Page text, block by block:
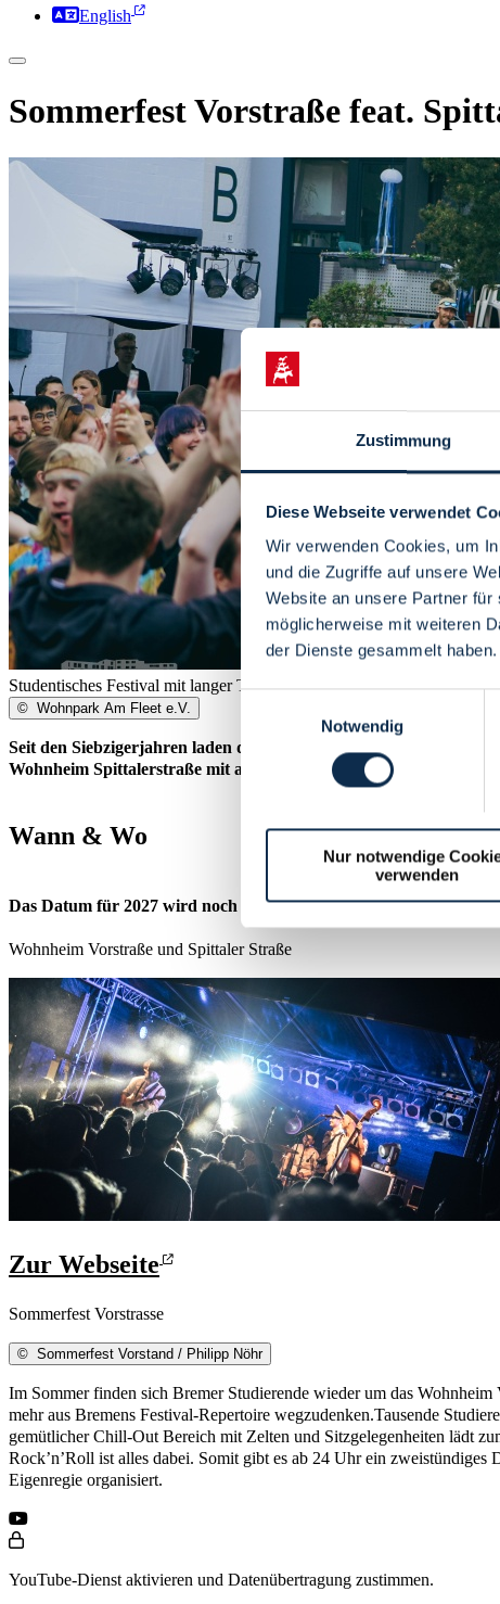
Zustimmung
Diese Webseite verwendet
Wir verwenden Cookies, um
und die Zugriffe auf unsere
Website an unsere Partner
möglicherweise mit weiteren
der Dienste gesammelt haben.
Notwendig
Nur notwendige
verwenden
English
Sommerfest Vorstraße feat.
Studentisches Festival mit langer Tradition
© Wohnpark Am Fleet e.V.
Seit den Siebzigerjahren laden die Bewohner*innen des
Wohnheim Spittalerstraße mit an Bord.
Wann & Wo
Das Datum für 2027 wird noch bekanntgegeben
Wohnheim Vorstraße und Spittaler Straße
Zur Webseite
Sommerfest Vorstrasse
© Sommerfest Vorstand / Philipp Nöhr
Im Sommer finden sich Bremer Studierende wieder um das
mehr aus Bremens Festival-Repertoire wegzudenken.Tausende
gemütlicher Chill-Out Bereich mit Zelten und Sitzgelegenheiten lädt
Rock’n’Roll ist alles dabei. Somit gibt es ab 24 Uhr ein
Eigenregie organisiert.
YouTube-Dienst aktivieren und Datenübertragung zustimmen.